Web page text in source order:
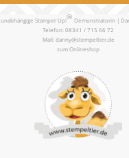
unabhängige Stampin‘ Up!® Demonstratorin |
Telefon: 08341 / 715 66 72
Mail:danny@stempeltier.de
zumOnlineshop